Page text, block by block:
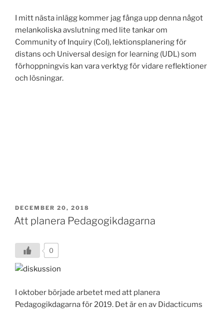
I mitt nästa inlägg kommer jag fånga upp denna något
melankoliska avslutning med lite tankar om
Community of Inquiry (CoI), lektionsplanering för
distans och Universal design for learning (UDL) som
förhoppningvis kan vara verktyg för vidare reflektioner
och lösningar.
POSTED
ON
DECEMBER 20, 2018
Att planera Pedagogikdagarna
0
I oktober började arbetet med att planera
Pedagogikdagarna för 2019. Det är en av Didacticums